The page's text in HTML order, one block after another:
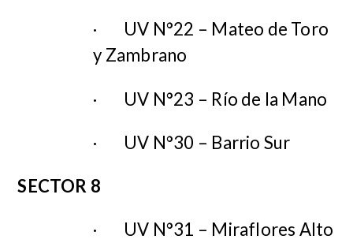
· UV N°22 – Mateo de Toro
y Zambrano
· UV N°23 – Río de la Mano
· UV N°30 – Barrio Sur
SECTOR 8
· UV N°31 – Miraflores Alto